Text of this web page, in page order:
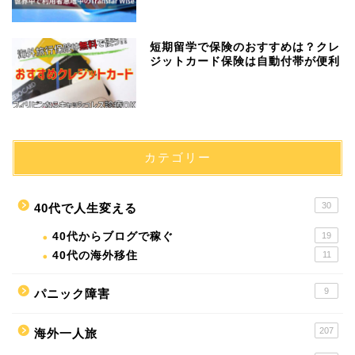
短期留学で保険のおすすめは？クレ
ジットカード保険は自動付帯が便利
カテゴリー
40代で人生変える 30
40代からブログで稼ぐ 19
40代の海外移住 11
パニック障害 9
海外一人旅 207